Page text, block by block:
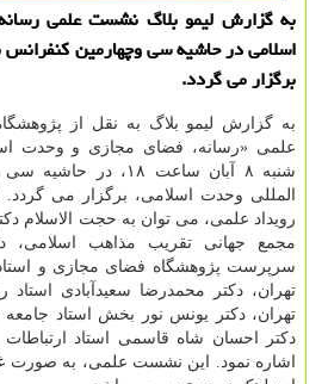
به گزارش لیمو بلاگ نشست علمی
اسلامی در حاشیه سی وچهارمین كنفرانس
برگزار می گردد.
به گزارش لیمو بلاگ به نقل از
علمی «رسانه، فضای مجازی و وحدت
شنبه ۸ آبان ساعت ۱۸،
المللی وحدت اسلامی، برگزار می
رویداد علمی، می توان به حجت الاسلام
مجمع جهانی تقریب مذاهب اسلامی،
سرپرست پژوهشگاه فضای مجازی و
تهران، دکتر محمدرضا سعیدآبادی استاد
تهران، دکتر یونس نور بخش استاد
دکتر احسان شاه قاسمی استاد ارتباطات
اشاره نمود. این نشست علمی، به صورت